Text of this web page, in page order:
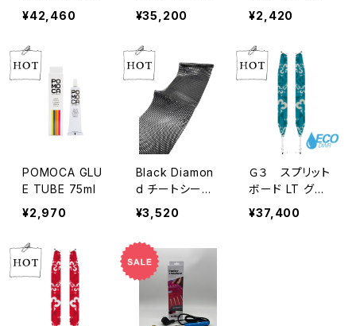
D PRO
¥42,460
ミックス スプリ
ットスキン 140m
¥35,200
ル接着剤 (82m
¥2,420
POMOCA GLU
E TUBE 75ml
¥2,970
Black Diamon
d チートシート
(150mm×205c
m)
¥3,520
Ｇ３ スプリット
ボード LT グラ
イド_140㎜ ※板
のサイズで２サイ
¥37,400